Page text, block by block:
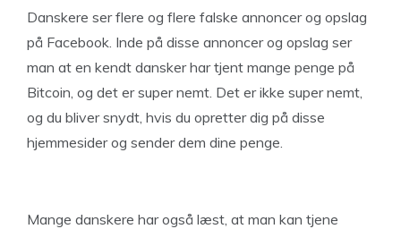
Danskere ser flere og flere falske annoncer og opslag
på Facebook. Inde på disse annoncer og opslag ser
man at en kendt dansker har tjent mange penge på
Bitcoin, og det er super nemt. Det er ikke super nemt,
og du bliver snydt, hvis du opretter dig på disse
hjemmesider og sender dem dine penge.
Mange danskere har også læst, at man kan tjene